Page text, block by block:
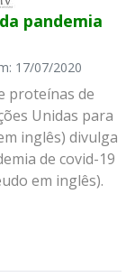
pandemia
17/07/2020
proteínas de
Unidas para
inglês) divulga
de covid-19
em inglês).